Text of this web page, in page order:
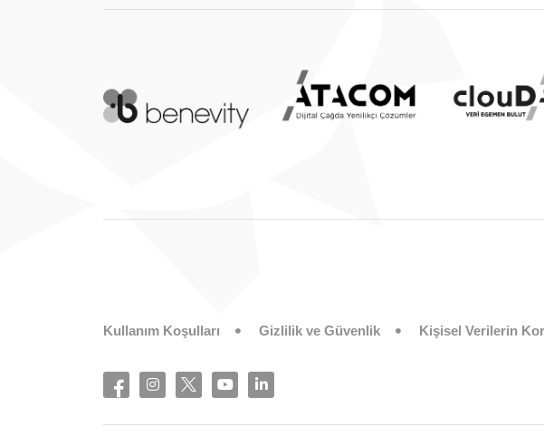
Kullanım Koşulları Gizlilik ve Güvenlik Kişisel Verilerin